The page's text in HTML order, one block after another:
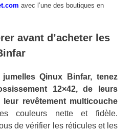
avec l’une des boutiques en
avant d’acheter les
jumelles Qinux Binfar, tenez
12×42, de leurs
revêtement multicouche
couleurs nette et fidèle.
de vérifier les réticules et les